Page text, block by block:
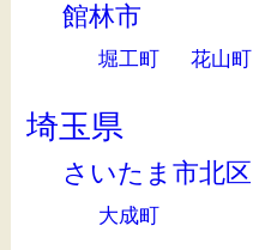
館林市
堀工町 花山町
埼玉県
さいたま市北区
大成町